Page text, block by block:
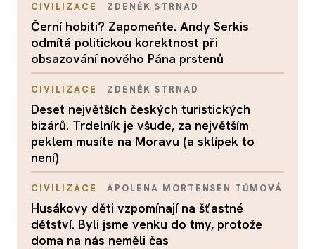
CIVILIZACE ZDENĚK STRNAD
Černí hobiti? Zapomeňte. Andy Serkis
odmítá politickou korektnost při
obsazování nového Pána prstenů
CIVILIZACE ZDENĚK STRNAD
Deset největších českých turistických
bizárů. Trdelník je všude, za největším
peklem musíte na Moravu (a sklípek to
není)
CIVILIZACE APOLENA MORTENSEN TŮMOVÁ
Husákovy děti vzpomínají na šťastné
dětství. Byli jsme venku do tmy, protože
doma na nás neměli čas